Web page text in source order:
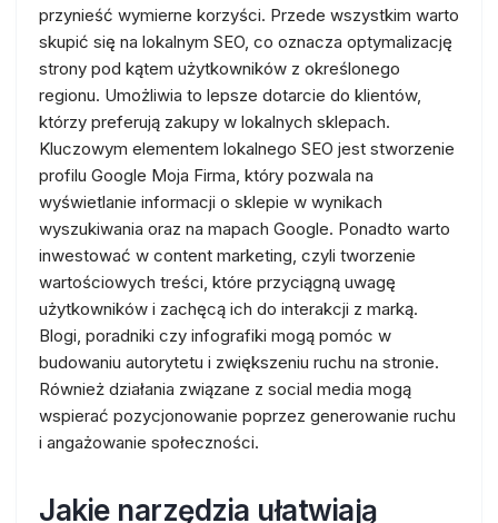
przynieść wymierne korzyści. Przede wszystkim warto
skupić się na lokalnym SEO, co oznacza optymalizację
strony pod kątem użytkowników z określonego
regionu. Umożliwia to lepsze dotarcie do klientów,
którzy preferują zakupy w lokalnych sklepach.
Kluczowym elementem lokalnego SEO jest stworzenie
profilu Google Moja Firma, który pozwala na
wyświetlanie informacji o sklepie w wynikach
wyszukiwania oraz na mapach Google. Ponadto warto
inwestować w content marketing, czyli tworzenie
wartościowych treści, które przyciągną uwagę
użytkowników i zachęcą ich do interakcji z marką.
Blogi, poradniki czy infografiki mogą pomóc w
budowaniu autorytetu i zwiększeniu ruchu na stronie.
Również działania związane z social media mogą
wspierać pozycjonowanie poprzez generowanie ruchu
i angażowanie społeczności.
Jakie narzędzia ułatwiają